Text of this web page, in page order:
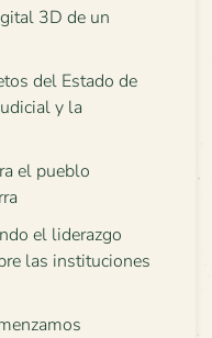
3D de un
del Estado de
y la
el pueblo
el liderazgo
las instituciones